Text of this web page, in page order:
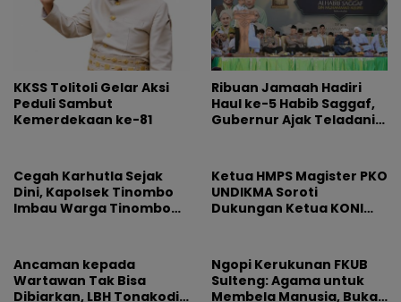
KKSS Tolitoli Gelar Aksi
Peduli Sambut
Kemerdekaan ke-81
Ribuan Jamaah Hadiri
Haul ke-5 Habib Saggaf,
Gubernur Ajak Teladani
Cegah Karhutla Sejak
Dini, Kapolsek Tinombo
Imbau Warga Tinombo
Ketua HMPS Magister PKO
UNDIKMA Soroti
Dukungan Ketua KONI
Olahraga Arena
Kepentingan Sesaat
Ancaman kepada
Wartawan Tak Bisa
Dibiarkan, LBH Tonakodi
Ngopi Kerukunan FKUB
Sulteng: Agama untuk
Membela Manusia, Bukan